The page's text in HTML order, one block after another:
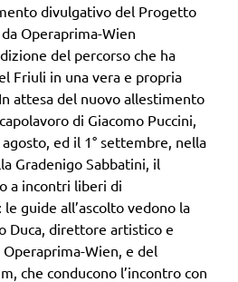
divulgativo del Progetto
Operaprima-Wien
del percorso che ha
Friuli in una vera e propria
attesa del nuovo allestimento
di Giacomo Puccini,
ed il 1° settembre, nella
Gradenigo Sabbatini, il
a incontri liberi di
guide all’ascolto vedono la
Duca, direttore artistico e
Wien, e del
che conducono l’incontro con